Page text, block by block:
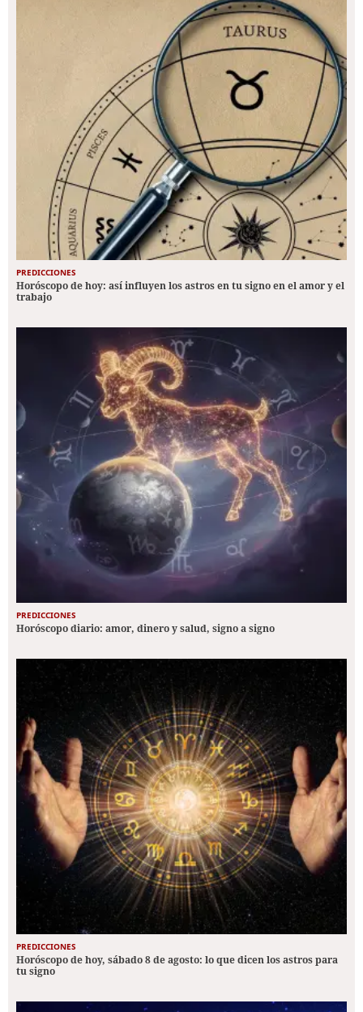
PREDICCIONES
Horóscopo de hoy: así influyen los astros en tu signo en el amor y el
trabajo
PREDICCIONES
Horóscopo diario: amor, dinero y salud, signo a signo
PREDICCIONES
Horóscopo de hoy, sábado 8 de agosto: lo que dicen los astros para
tu signo